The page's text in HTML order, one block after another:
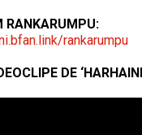
RANKARUMPU:
rankarumpu
DE